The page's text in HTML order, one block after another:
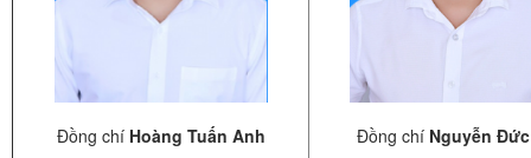
Đồng chí Hoàng Tuấn Anh
Đồng chí Nguyễn